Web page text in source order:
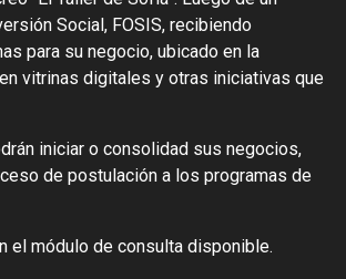
Social, FOSIS, recibiendo
para su negocio, ubicado en la
vitrinas digitales y otras iniciativas que
iniciar o consolidad sus negocios,
de postulación a los programas de
el módulo de consulta disponible.